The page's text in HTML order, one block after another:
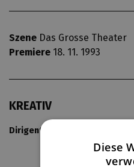
Szene Das Grosse Theater
Premiere 18. 11. 1993
KREATIV
Dirigent:
Diese